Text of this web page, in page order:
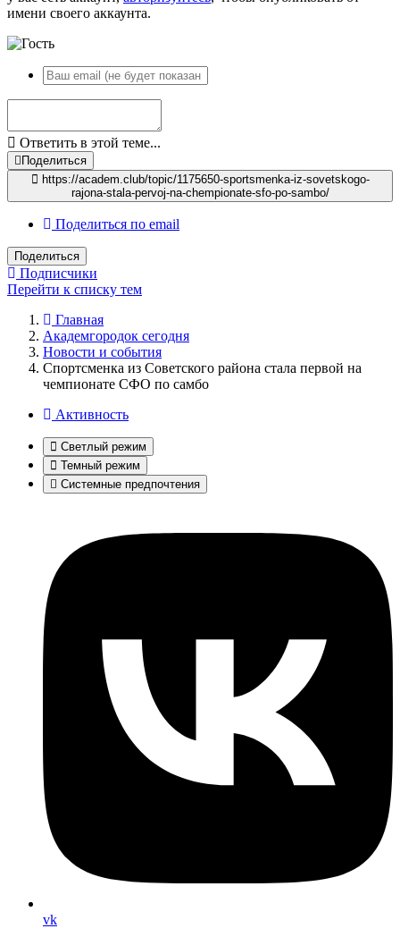
имени своего аккаунта.
Ответить в этой теме...
Поделиться
https://academ.club/topic/1175650-sportsmenka-iz-sovetskogo-
rajona-stala-pervoj-na-chempionate-sfo-po-sambo/
Поделиться по email
Поделиться
Подписчики
Перейти к списку тем
Главная
Академгородок сегодня
Новости и события
Спортсменка из Советского района стала первой на
чемпионате СФО по самбо
Активность
Светлый режим
Темный режим
Системные предпочтения
vk